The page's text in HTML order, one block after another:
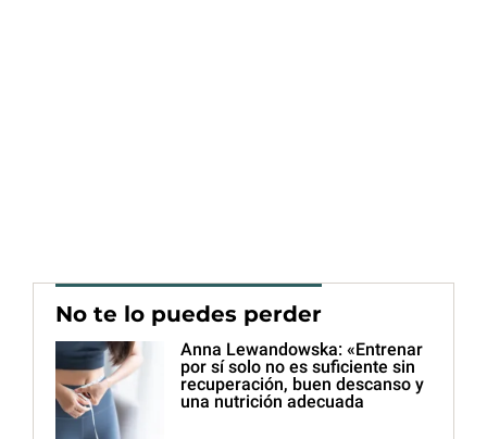
No te lo puedes perder
Anna Lewandowska: «Entrenar
por sí solo no es suficiente sin
recuperación, buen descanso y
una nutrición adecuada